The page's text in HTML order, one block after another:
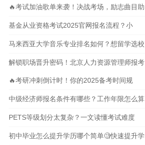
🔥考试加油歌单来袭！决战考场，励志曲目助
基金从业资格考试2025官网报名流程？小
马来西亚大学音乐专业排名如何？想留学选校
解锁职场晋升密码！北京人力资源管理师报考
🔥考研冲刺倒计时！你的2025备考时间规
中级经济师报名条件有哪些？工作年限怎么算
PETS等级划分太复杂？一文读懂考试难度
初中毕业怎么提升学历哪个简单🧐快速提升学